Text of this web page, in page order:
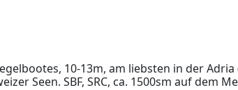
10-13m, am liebsten in der
Seen. SBF, SRC, ca. 1500sm auf dem